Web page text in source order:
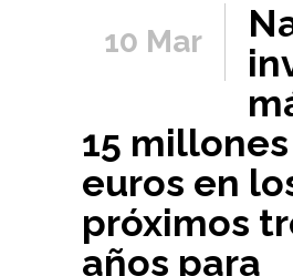
10 Mar
15
euros en
próximos
años para